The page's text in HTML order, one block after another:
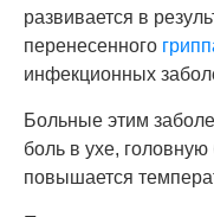
развивается в
перенесенного
инфекционных
Больные этим
боль в ухе,
повышается